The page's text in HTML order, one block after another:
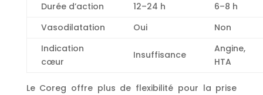
Durée d’action
12–24 h
6–8 h
Vasodilatation
Oui
Non
Indication
cœur
Insuffisance
Angine,
HTA
Le Coreg offre plus de flexibilité pour la prise